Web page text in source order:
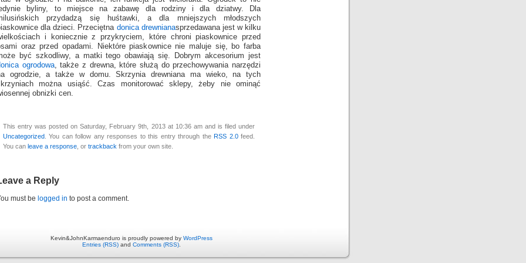
byliny, to miejsce na zabawę dla rodziny i dla dziatwy. Dla
przydadzą się huśtawki, a dla mniejszych młodszych
dla dzieci. Przeciętna donica drewnianasprzedawana jest w kilku
i koniecznie z przykryciem, które chroni piaskownice przed
oraz przed opadami. Niektóre piaskownice nie maluje się, bo farba
być szkodliwy, a matki tego obawiają się. Dobrym akcesorium jest
ogrodowa, także z drewna, które służą do przechowywania narzędzi
ogrodzie, a także w domu. Skrzynia drewniana ma wieko, na tych
można usiąść. Czas monitorować sklepy, żeby nie ominąć
obnizki cen.
This entry was posted on Saturday, February 9th, 2013 at 10:36 am and is filed under
Uncategorized . You can follow any responses to this entry through theRSS 2.0feed.
You can leave a response , or trackback from your own site.
a Reply
must be logged in to post a comment.
Kevin&JohnKarmaenduro is proudly powered by WordPress
Entries (RSS) and Comments (RSS)